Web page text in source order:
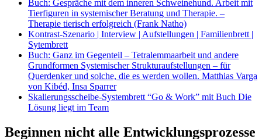
Buch: Gespräche mit dem inneren Schweinehund. Arbeit mit
Tierfiguren in systemischer Beratung und Therapie. –
Therapie tierisch erfolgreich (Frank Natho)
Kontrast-Szenario | Interview | Aufstellungen | Familienbrett |
Sytembrett
Buch: Ganz im Gegenteil – Tetralemmaarbeit und andere
Grundformen Systemischer Strukturaufstellungen – für
Querdenker und solche, die es werden wollen. Matthias Varga
von Kibéd, Insa Sparrer
Skalierungsscheibe-Systembrett “Go & Work” mit Buch Die
Lösung liegt im Team
Beginnen nicht alle Entwicklungsprozesse